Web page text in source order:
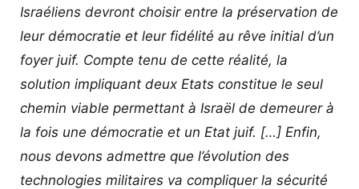
Israéliens devront choisir entre la préservation de
leur démocratie et leur fidélité au rêve initial d’un
foyer juif. Compte tenu de cette réalité, la
solution impliquant deux Etats constitue le seul
chemin viable permettant à Israël de demeurer à
la fois une démocratie et un Etat juif. […] Enfin,
nous devons admettre que l’évolution des
technologies militaires va compliquer la sécurité